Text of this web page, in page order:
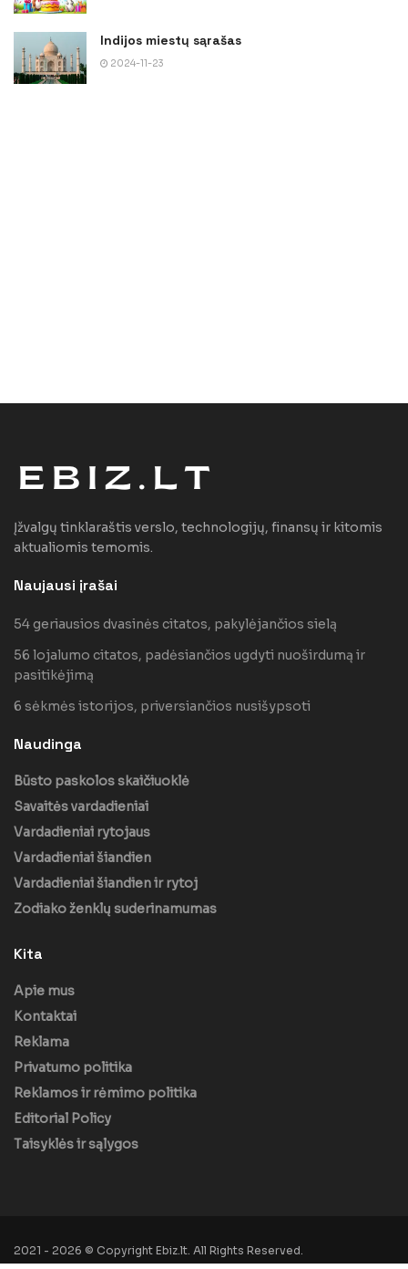
Indijos miestų sąrašas
2024-11-23
Įžvalgų tinklaraštis verslo, technologijų, finansų ir kitomis
aktualiomis temomis.
Naujausi įrašai
54 geriausios dvasinės citatos, pakylėjančios sielą
56 lojalumo citatos, padėsiančios ugdyti nuoširdumą ir
pasitikėjimą
6 sėkmės istorijos, priversiančios nusišypsoti
Naudinga
Būsto paskolos skaičiuoklė
Savaitės vardadieniai
Vardadieniai rytojaus
Vardadieniai šiandien
Vardadieniai šiandien ir rytoj
Zodiako ženklų suderinamumas
Kita
Apie mus
Kontaktai
Reklama
Privatumo politika
Reklamos ir rėmimo politika
Editorial Policy
Taisyklės ir sąlygos
2021 - 2026 © Copyright Ebiz.lt. All Rights Reserved.